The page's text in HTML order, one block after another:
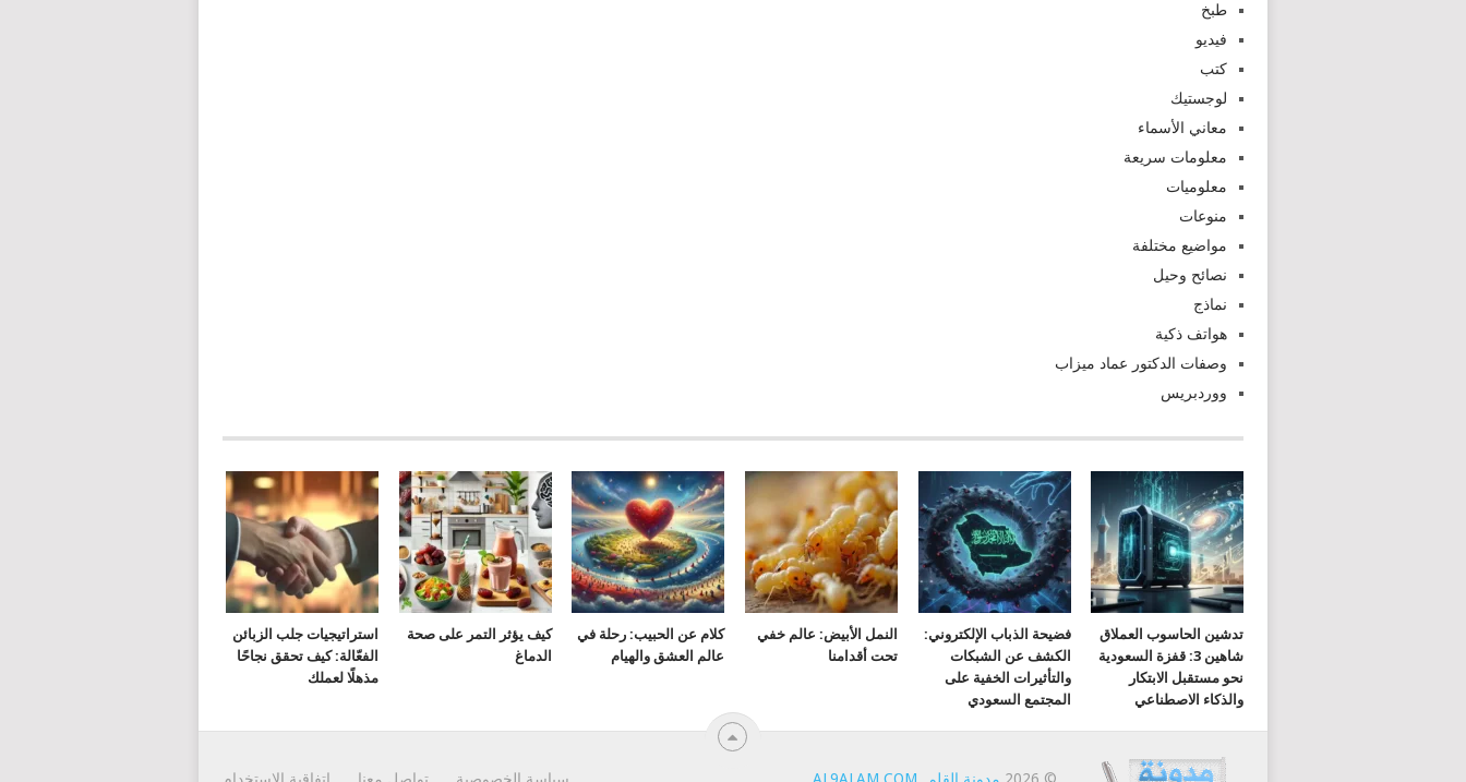
طبخ
فيديو
كتب
لوجستيك
معاني الأسماء
معلومات سريعة
معلوميات
منوعات
مواضيع مختلفة
نصائح وحيل
نماذج
هواتف ذكية
وصفات الدكتور عماد ميزاب
ووردبريس
تدشين الحاسوب العملاق
شاهين 3: قفزة السعودية
نحو مستقبل الابتكار
والذكاء الاصطناعي
فضيحة الذباب الإلكتروني:
الكشف عن الشبكات
والتأثيرات الخفية على
المجتمع السعودي
النمل الأبيض: عالم خفي
تحت أقدامنا
كلام عن الحبيب: رحلة في
عالم العشق والهيام
كيف يؤثر التمر على صحة
الدماغ
استراتيجيات جلب الزبائن
الفعّالة: كيف تحقق نجاحًا
مذهلًا لعملك